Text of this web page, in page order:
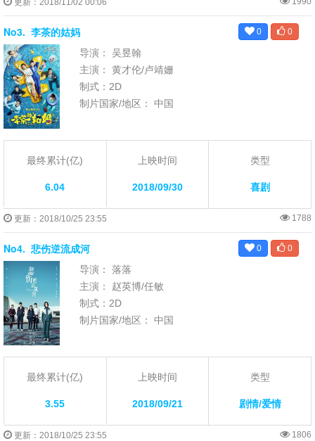
更新：2018/11/02 00:06
No3. 李茶的姑妈 0 0
导演： 吴昱翰
主演： 黄才伦/卢靖姗
制式：2D
制片国家/地区： 中国
最终累计(亿)
6.04
上映时间
2018/09/30
类型
喜剧
更新：2018/10/25 23:55 1788
No4. 悲伤逆流成河 0 0
导演： 落落
主演： 赵英博/任敏
制式：2D
制片国家/地区： 中国
最终累计(亿)
3.55
上映时间
2018/09/21
类型
剧情/爱情
更新：2018/10/25 23:55 1806